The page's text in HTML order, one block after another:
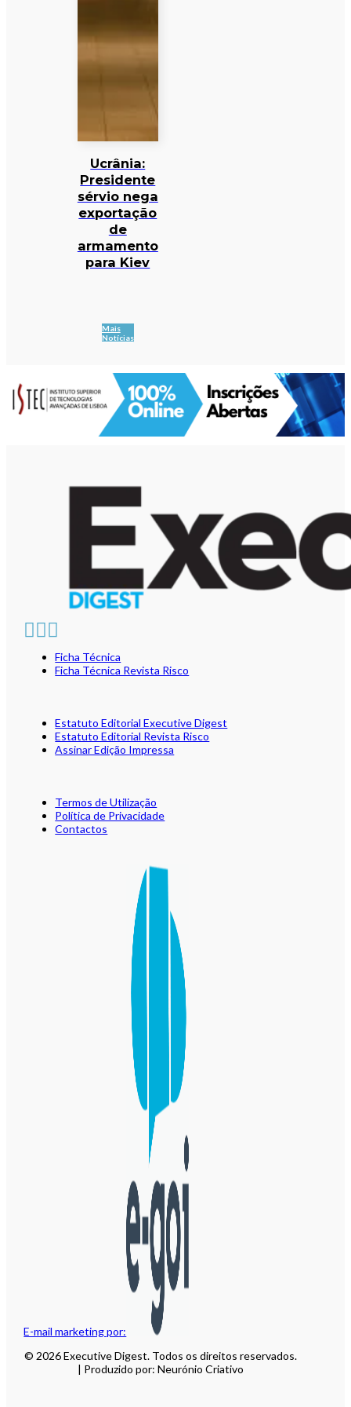
Ucrânia:
Presidente
sérvio nega
exportação
de
armamento
para Kiev
Mais
Notícias
E-mail marketing por:
Ficha Técnica
Ficha Técnica Revista Risco
Estatuto Editorial Executive Digest
Estatuto Editorial Revista Risco
Assinar Edição Impressa
Termos de Utilização
Política de Privacidade
Contactos
© 2026 Executive Digest. Todos os direitos reservados.
| Produzido por: Neurónio Criativo